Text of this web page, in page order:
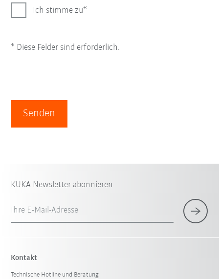
Ich stimme zu
* Diese Felder sind erforderlich.
Senden
KUKA Newsletter abonnieren
Ihre E-Mail-Adresse
Kontakt
Technische Hotline und Beratung